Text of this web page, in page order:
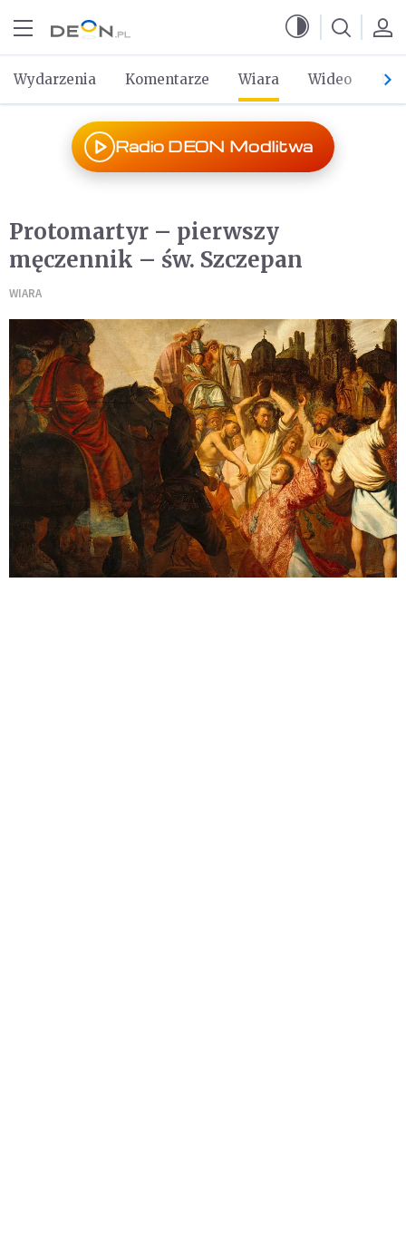
Wydarzenia Komentarze Wiara Wideo Po
Radio DEON Modlitwa
Protomartyr – pierwszy
męczennik – św. Szczepan
WIARA